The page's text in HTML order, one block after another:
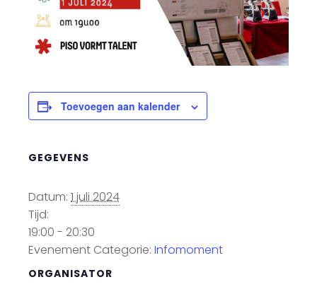
Toevoegen aan kalender
GEGEVENS
Datum: 1 juli 2024
Tijd:
19:00 - 20:30
Evenement Categorie: Infomoment
ORGANISATOR